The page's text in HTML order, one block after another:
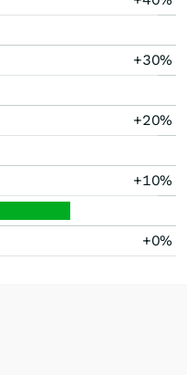
+30%
+20%
+10%
+0%